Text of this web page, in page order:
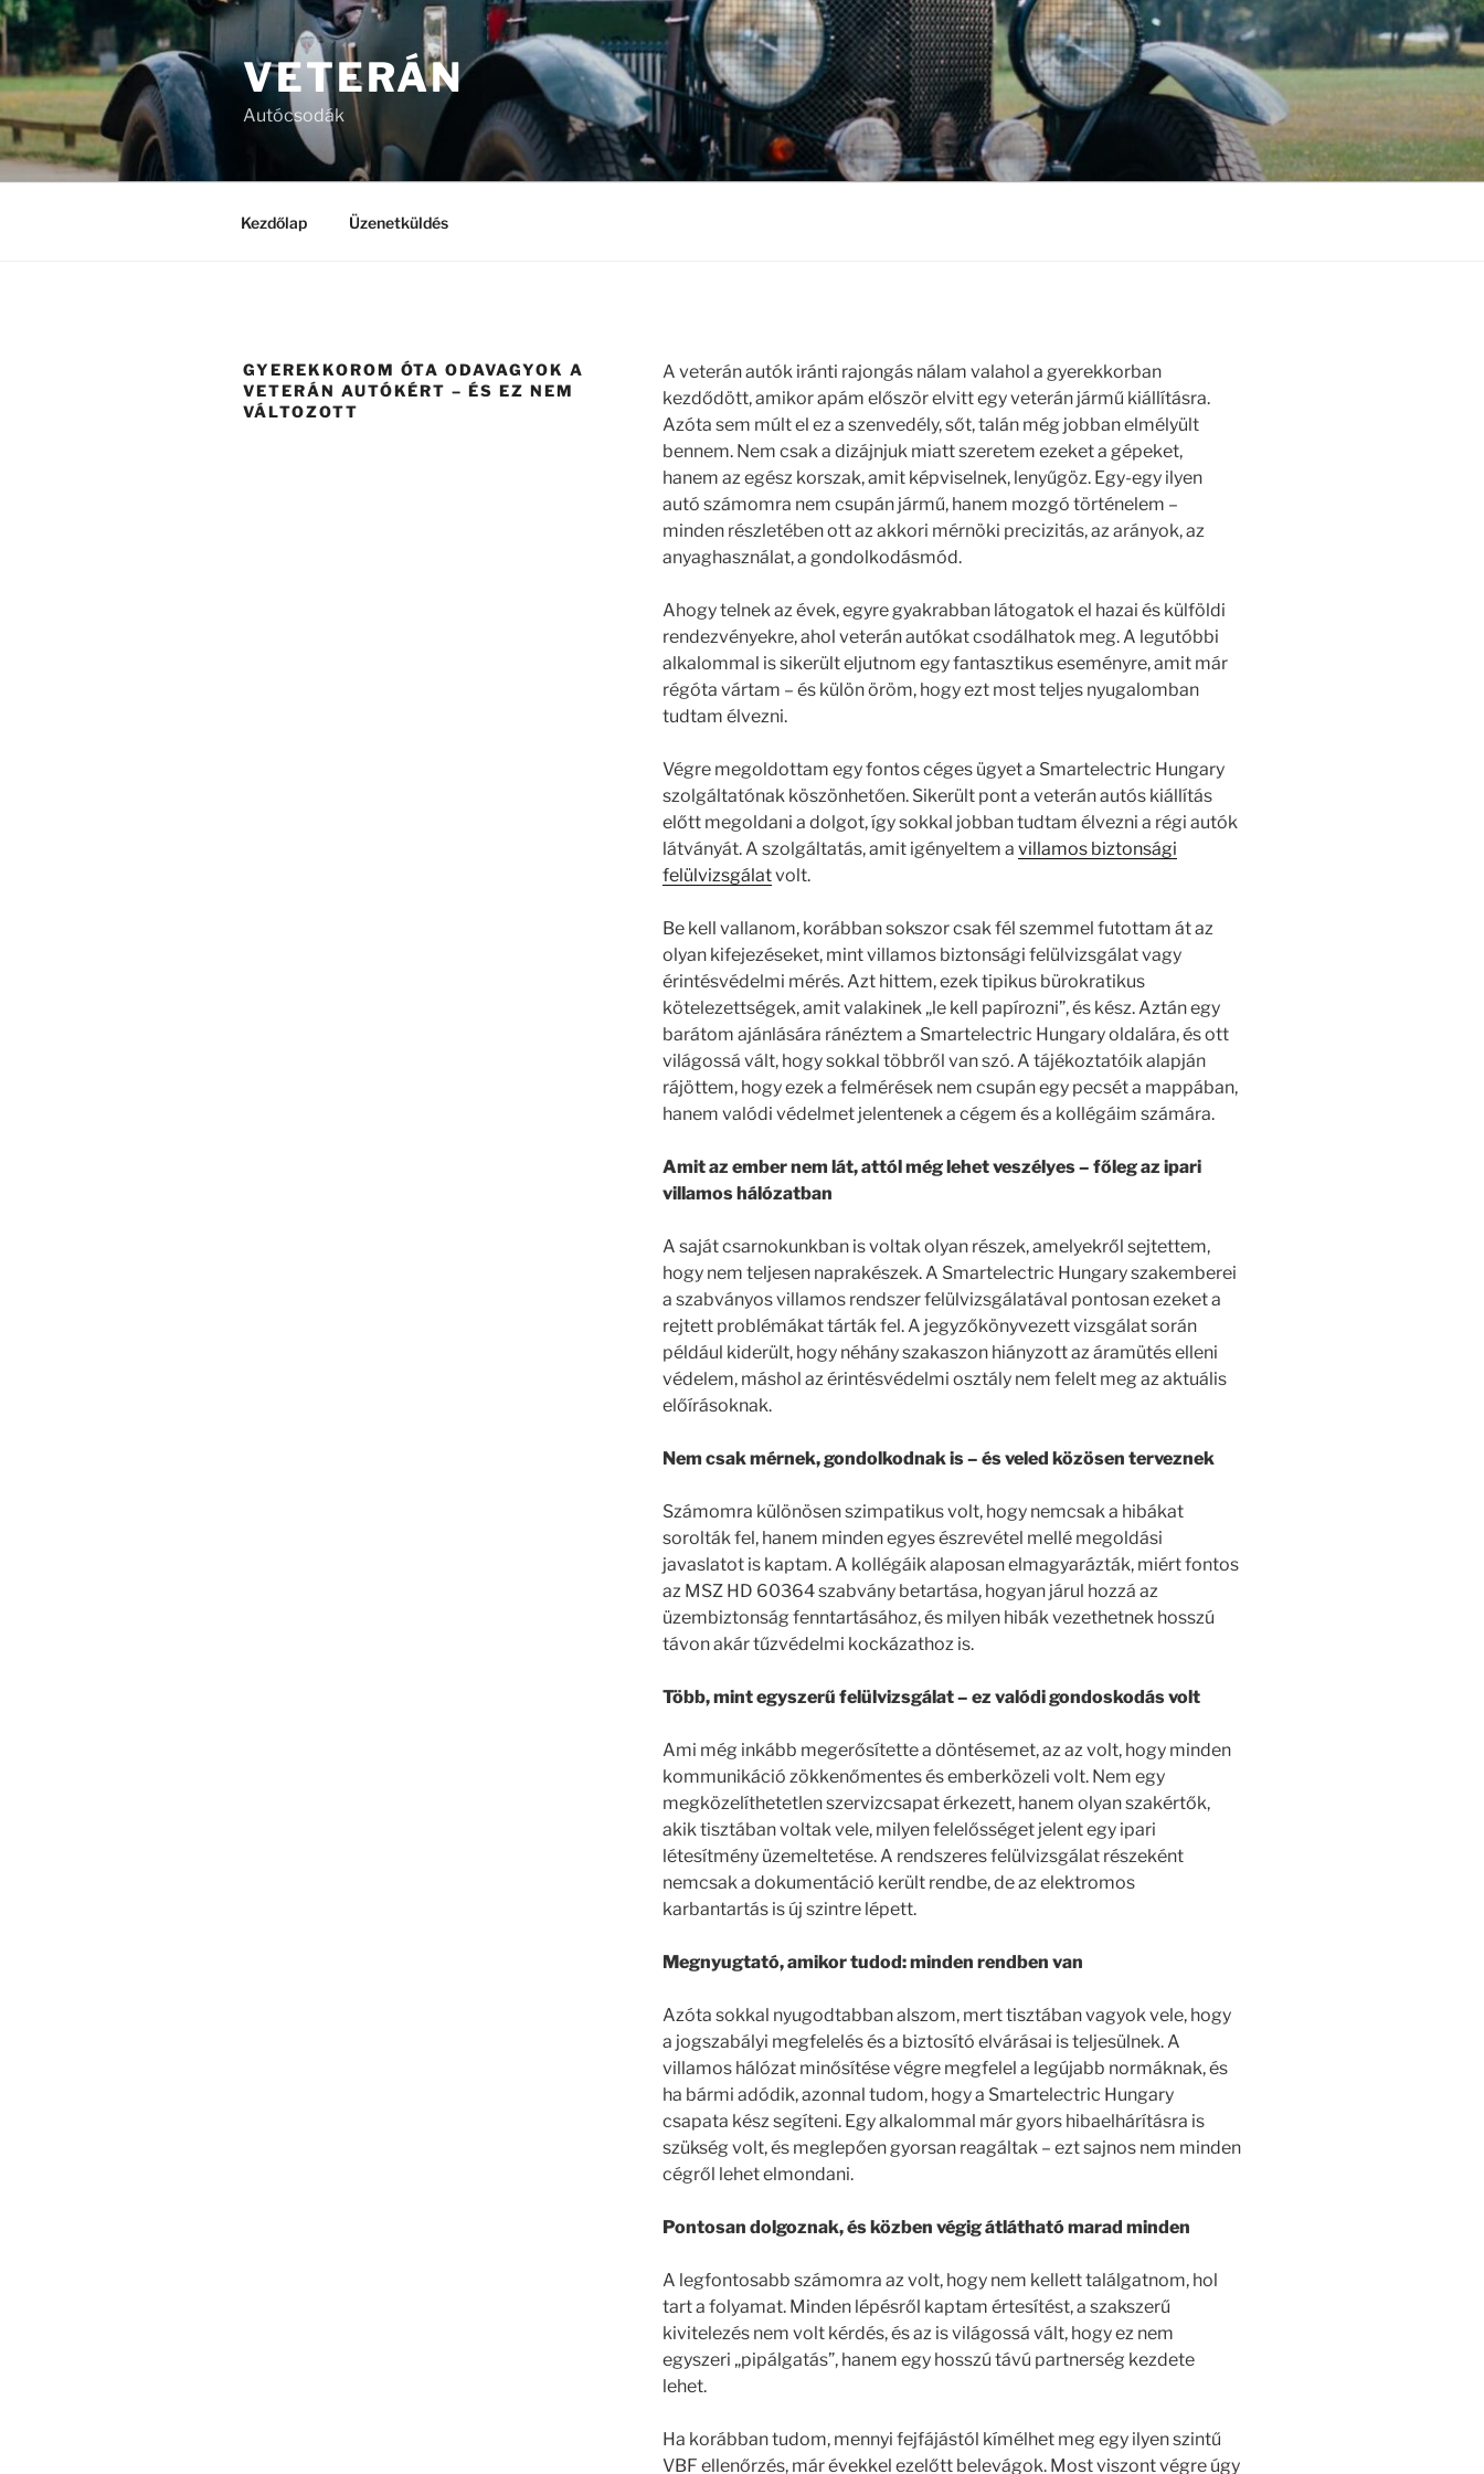
Tartalomhoz
VETERÁN
Autócsodák
Kezdőlap Üzenetküldés
GYEREKKOROM ÓTA ODAVAGYOK A
VETERÁN AUTÓKÉRT – ÉS EZ NEM
VÁLTOZOTT
A veterán autók iránti rajongás nálam valahol a gyerekkorban
kezdődött, amikor apám először elvitt egy veterán jármű kiállításra.
Azóta sem múlt el ez a szenvedély, sőt, talán még jobban elmélyült
bennem. Nem csak a dizájnjuk miatt szeretem ezeket a gépeket,
hanem az egész korszak, amit képviselnek, lenyűgöz. Egy-egy ilyen
autó számomra nem csupán jármű, hanem mozgó történelem –
minden részletében ott az akkori mérnöki precizitás, az arányok, az
anyaghasználat, a gondolkodásmód.
Ahogy telnek az évek, egyre gyakrabban látogatok el hazai és külföldi
rendezvényekre, ahol veterán autókat csodálhatok meg. A legutóbbi
alkalommal is sikerült eljutnom egy fantasztikus eseményre, amit már
régóta vártam – és külön öröm, hogy ezt most teljes nyugalomban
tudtam élvezni.
Végre megoldottam egy fontos céges ügyet a Smartelectric Hungary
szolgáltatónak köszönhetően. Sikerült pont a veterán autós kiállítás
előtt megoldani a dolgot, így sokkal jobban tudtam élvezni a régi autók
látványát. A szolgáltatás, amit igényeltem a villamos biztonsági
felülvizsgálatvolt.
Be kell vallanom, korábban sokszor csak fél szemmel futottam át az
olyan kifejezéseket, mint villamos biztonsági felülvizsgálat vagy
érintésvédelmi mérés. Azt hittem, ezek tipikus bürokratikus
kötelezettségek, amit valakinek „le kell papírozni”, és kész. Aztán egy
barátom ajánlására ránéztem a Smartelectric Hungary oldalára, és ott
világossá vált, hogy sokkal többről van szó. A tájékoztatóik alapján
rájöttem, hogy ezek a felmérések nem csupán egy pecsét a mappában,
hanem valódi védelmet jelentenek a cégem és a kollégáim számára.
Amit az ember nem lát, attól még lehet veszélyes – főleg az ipari
villamos hálózatban
A saját csarnokunkban is voltak olyan részek, amelyekről sejtettem,
hogy nem teljesen naprakészek. A Smartelectric Hungary szakemberei
a szabványos villamos rendszer felülvizsgálatával pontosan ezeket a
rejtett problémákat tárták fel. A jegyzőkönyvezett vizsgálat során
például kiderült, hogy néhány szakaszon hiányzott az áramütés elleni
védelem, máshol az érintésvédelmi osztály nem felelt meg az aktuális
előírásoknak.
Nem csak mérnek, gondolkodnak is – és veled közösen terveznek
Számomra különösen szimpatikus volt, hogy nemcsak a hibákat
sorolták fel, hanem minden egyes észrevétel mellé megoldási
javaslatot is kaptam. A kollégáik alaposan elmagyarázták, miért fontos
az MSZ HD 60364 szabvány betartása, hogyan járul hozzá az
üzembiztonság fenntartásához, és milyen hibák vezethetnek hosszú
távon akár tűzvédelmi kockázathoz is.
Több, mint egyszerű felülvizsgálat – ez valódi gondoskodás volt
Ami még inkább megerősítette a döntésemet, az az volt, hogy minden
kommunikáció zökkenőmentes és emberközeli volt. Nem egy
megközelíthetetlen szervizcsapat érkezett, hanem olyan szakértők,
akik tisztában voltak vele, milyen felelősséget jelent egy ipari
létesítmény üzemeltetése. A rendszeres felülvizsgálat részeként
nemcsak a dokumentáció került rendbe, de az elektromos
karbantartás is új szintre lépett.
Megnyugtató, amikor tudod: minden rendben van
Azóta sokkal nyugodtabban alszom, mert tisztában vagyok vele, hogy
a jogszabályi megfelelés és a biztosító elvárásai is teljesülnek. A
villamos hálózat minősítése végre megfelel a legújabb normáknak, és
ha bármi adódik, azonnal tudom, hogy a Smartelectric Hungary
csapata kész segíteni. Egy alkalommal már gyors hibaelhárításra is
szükség volt, és meglepően gyorsan reagáltak – ezt sajnos nem minden
cégről lehet elmondani.
Pontosan dolgoznak, és közben végig átlátható marad minden
A legfontosabb számomra az volt, hogy nem kellett találgatnom, hol
tart a folyamat. Minden lépésről kaptam értesítést, a szakszerű
kivitelezés nem volt kérdés, és az is világossá vált, hogy ez nem
egyszeri „pipálgatás”, hanem egy hosszú távú partnerség kezdete
lehet.
Ha korábban tudom, mennyi fejfájástól kímélhet meg egy ilyen szintű
VBF ellenőrzés, már évekkel ezelőtt belevágok. Most viszont végre úgy